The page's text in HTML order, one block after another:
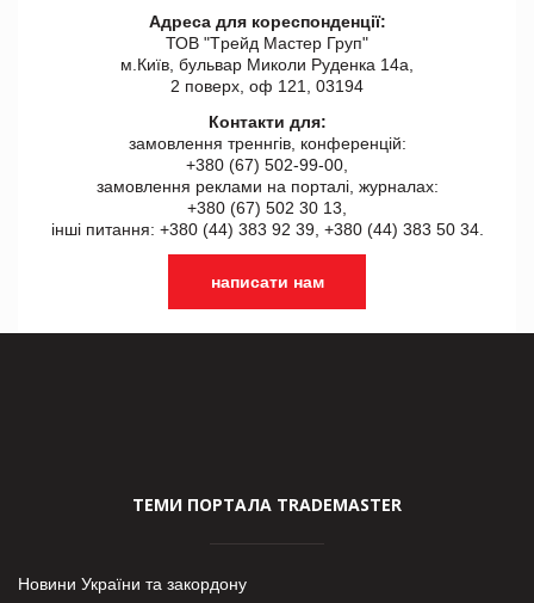
Адреса для кореспонденції:
ТОВ "Tрейд Мастер Груп"
м.Київ, бульвар Миколи Руденка 14а,
2 поверх, оф 121, 03194
Контакти для:
замовлення треннгів, конференцій:
+380 (67) 502-99-00,
замовлення реклами на порталі, журналах:
+380 (67) 502 30 13,
інші питання: +380 (44) 383 92 39, +380 (44) 383 50 34.
написати нам
ТЕМИ ПОРТАЛА TRADEMASTER
Новини України та закордону